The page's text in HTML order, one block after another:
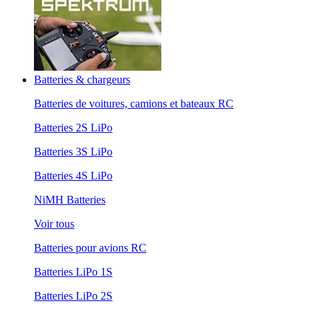
Batteries & chargeurs
Batteries de voitures, camions et bateaux RC
Batteries 2S LiPo
Batteries 3S LiPo
Batteries 4S LiPo
NiMH Batteries
Voir tous
Batteries pour avions RC
Batteries LiPo 1S
Batteries LiPo 2S